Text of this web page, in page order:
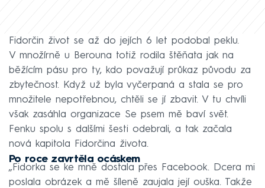
Fidorčin život se až do jejích 6 let podobal peklu.
V množírně u Berouna totiž rodila štěňata jak na
běžícím pásu pro ty, kdo považují průkaz původu za
zbytečnost. Když už byla vyčerpaná a stala se pro
množitele nepotřebnou, chtěli se jí zbavit. V tu chvíli
však zasáhla organizace Se psem mě baví svět.
Fenku spolu s dalšími šesti odebrali, a tak začala
nová kapitola Fidorčina života.
Po roce zavrtěla ocáskem
„Fidorka se ke mně dostala přes Facebook. Dcera mi
poslala obrázek a mě šíleně zaujala její ouška. Takže